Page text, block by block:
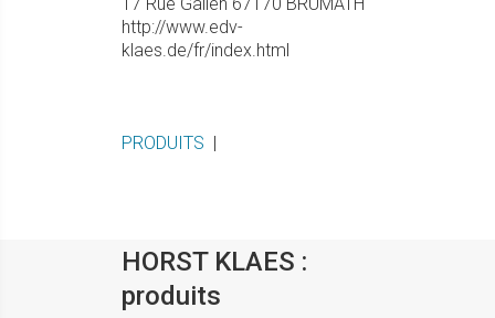
http://www.edv-
klaes.de/fr/index.html
PRODUITS |
HORST KLAES :
produits